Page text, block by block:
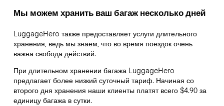
Мы можем хранить ваш багаж несколько дней
LuggageHero также предоставляет услуги длительного
хранения, ведь мы знаем, что во время поездок очень
важна свобода действий.
При длительном хранении багажа LuggageHero
предлагает более низкий суточный тариф. Начиная со
второго дня хранения наши клиенты платят всего $4.90 за
единицу багажа в сутки.